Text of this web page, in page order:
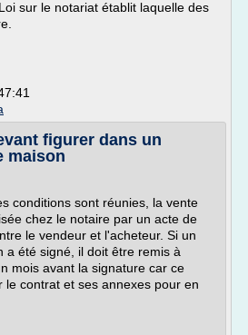
sur le notariat établit laquelle des
figurer dans un
maison
conditions sont réunies, la vente
chez le notaire par un acte de
le vendeur et l'acheteur. Si un
a été signé, il doit être remis à
mois avant la signature car ce
le contrat et ses annexes pour en